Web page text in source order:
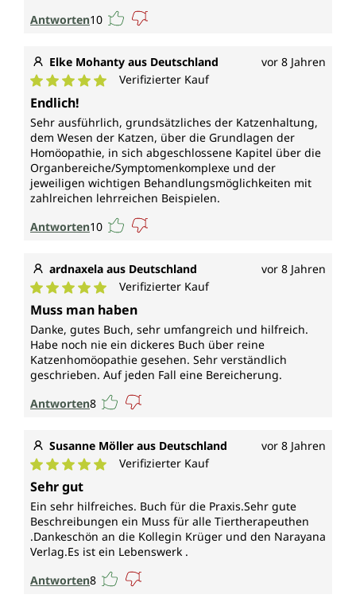
Antworten10
Elke Mohanty aus Deutschland vor 8 Jahren
Durchschnittliche Bewertung von 5 von 5 Sternen
Verifizierter Kauf
Endlich!
Sehr ausführlich, grundsätzliches der Katzenhaltung,
dem Wesen der Katzen, über die Grundlagen der
Homöopathie, in sich abgeschlossene Kapitel über die
Organbereiche/Symptomenkomplexe und der
jeweiligen wichtigen Behandlungsmöglichkeiten mit
zahlreichen lehrreichen Beispielen.
Antworten10
ardnaxela aus Deutschland vor 8 Jahren
Durchschnittliche Bewertung von 5 von 5 Sternen
Verifizierter Kauf
Muss man haben
Danke, gutes Buch, sehr umfangreich und hilfreich.
Habe noch nie ein dickeres Buch über reine
Katzenhomöopathie gesehen. Sehr verständlich
geschrieben. Auf jeden Fall eine Bereicherung.
Antworten8
Susanne Möller aus Deutschland vor 8 Jahren
Durchschnittliche Bewertung von 5 von 5 Sternen
Verifizierter Kauf
Sehr gut
Ein sehr hilfreiches. Buch für die Praxis.Sehr gute
Beschreibungen ein Muss für alle Tiertherapeuthen
.Dankeschön an die Kollegin Krüger und den Narayana
Verlag.Es ist ein Lebenswerk .
Antworten8